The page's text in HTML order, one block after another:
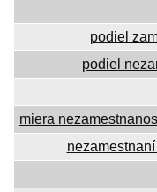
podiel
podiel
miera